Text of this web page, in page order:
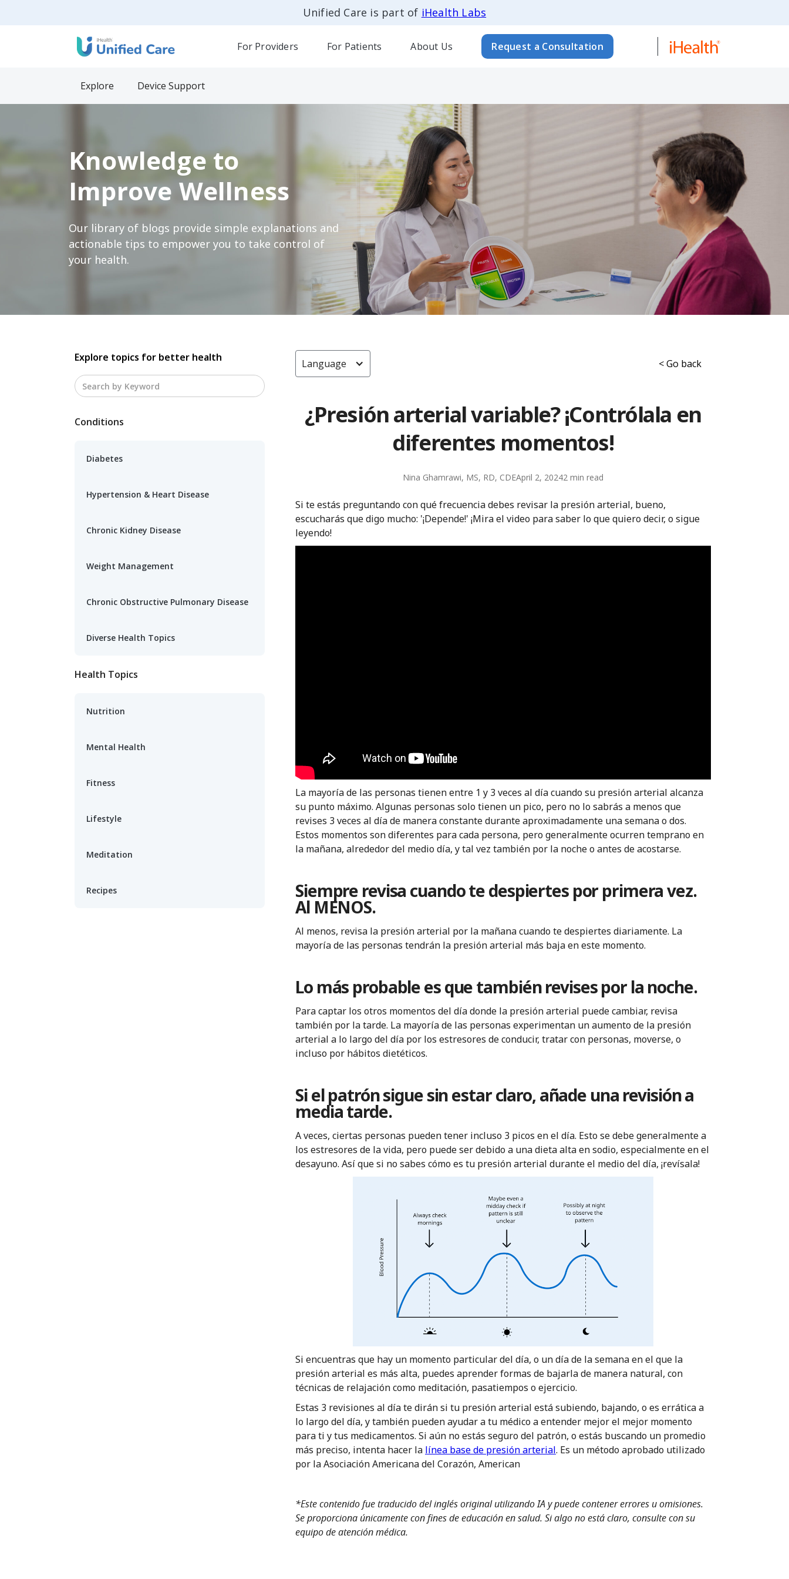
Unified Care is part of iHealth Labs
For Providers For Patients About Us Request a Consultation
Explore Device Support
Knowledge to
Improve Wellness
Our library of blogs provide simple explanations and
actionable tips to empower you to take control of
your health.
Explore topics for better health
Conditions
Diabetes
Hypertension & Heart Disease
Chronic Kidney Disease
Weight Management
Chronic Obstructive Pulmonary Disease
Diverse Health Topics
Health Topics
Nutrition
Mental Health
Fitness
Lifestyle
Meditation
Recipes
Language < Go back
¿Presión arterial variable? ¡Contrólala en
diferentes momentos!
Nina Ghamrawi, MS, RD, CDEApril 2, 20242
Si te estás preguntando con qué frecuencia debes revisar la presión arterial, bueno,
escucharás que digo mucho: '¡Depende!' ¡Mira el video para saber lo que quiero decir, o sigue
leyendo!
La mayoría de las personas tienen entre 1 y 3 veces al día cuando su presión arterial alcanza
su punto máximo. Algunas personas solo tienen un pico, pero no lo sabrás a menos que
revises 3 veces al día de manera constante durante aproximadamente una semana o dos.
Estos momentos son diferentes para cada persona, pero generalmente ocurren temprano en
la mañana, alrededor del medio día, y tal vez también por la noche o antes de acostarse.
Siempre revisa cuando te despiertes por primera vez.
Al MENOS.
Al menos, revisa la presión arterial por la mañana cuando te despiertes diariamente. La
mayoría de las personas tendrán la presión arterial más baja en este momento.
Lo más probable es que también revises por la noche.
Para captar los otros momentos del día donde la presión arterial puede cambiar, revisa
también por la tarde. La mayoría de las personas experimentan un aumento de la presión
arterial a lo largo del día por los estresores de conducir, tratar con personas, moverse, o
incluso por hábitos dietéticos.
Si el patrón sigue sin estar claro, añade una revisión a
media tarde.
A veces, ciertas personas pueden tener incluso 3 picos en el día. Esto se debe generalmente a
los estresores de la vida, pero puede ser debido a una dieta alta en sodio, especialmente en el
desayuno. Así que si no sabes cómo es tu presión arterial durante el medio del día, ¡revísala!
Si encuentras que hay un momento particular del día, o un día de la semana en el que la
presión arterial es más alta, puedes aprender formas de bajarla de manera natural, con
técnicas de relajación como meditación, pasatiempos o ejercicio.
Estas 3 revisiones al día te dirán si tu presión arterial está subiendo, bajando, o es errática a
lo largo del día, y también pueden ayudar a tu médico a entender mejor el mejor momento
para ti y tus medicamentos. Si aún no estás seguro del patrón, o estás buscando un promedio
más preciso, intenta hacer la línea base de presión arterial. Es un método aprobado utilizado
por la Asociación Americana del Corazón, American
*Este contenido fue traducido del inglés original utilizando IA y puede contener errores u omisiones.
Se proporciona únicamente con fines de educación en salud. Si algo no está claro, consulte con su
equipo de atención médica.